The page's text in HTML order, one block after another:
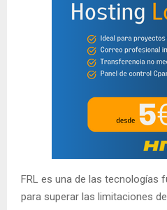
FRL es una de las tecnologías
para superar las limitaciones